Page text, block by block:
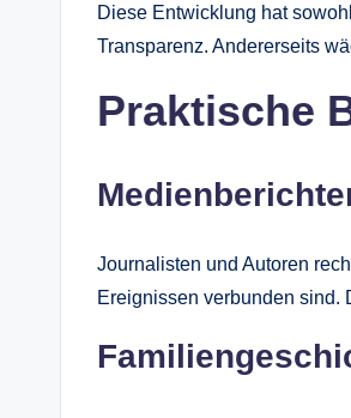
Diese Entwicklung hat
Transparenz. Andererseits
Praktische
Journalisten und Autoren
Ereignissen verbunden sind.